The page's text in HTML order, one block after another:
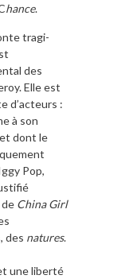
hance.
tragi-
des
Elle est
d’acteurs :
à son
dont le
Pop,
de China Girl
des natures.
une liberté